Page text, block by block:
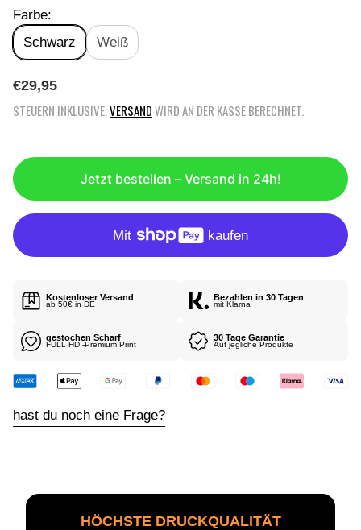
Farbe:
Schwarz
Weiß
R
G
Ä
R
R
P
R
€29,95
STEUERN INKLUSIVE. VERSANDWIRD AN DER KASSE BERECHNET.
Jetzt bestellen – Versand in 24h!
Kostenloser Versand
ab 50€ in DE
Bezahlen in 30 Tagen
mit Klarna
gestochen Scharf
FULL HD -Premium Print
30 Tage Garantie
Auf jegliche Produkte
hast du noch eine Frage?
HÖCHSTE DRUCKQUALITÄT